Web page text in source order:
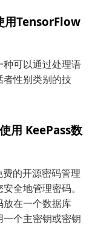
用TensorFlow
可以通过处理语
性别类别的技
用 KeePass数
的开源密码管理
全地管理密码。
在一个数据库
个主密钥或密钥